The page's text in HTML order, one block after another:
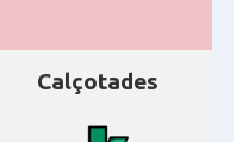
Calçotades